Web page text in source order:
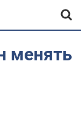
менять